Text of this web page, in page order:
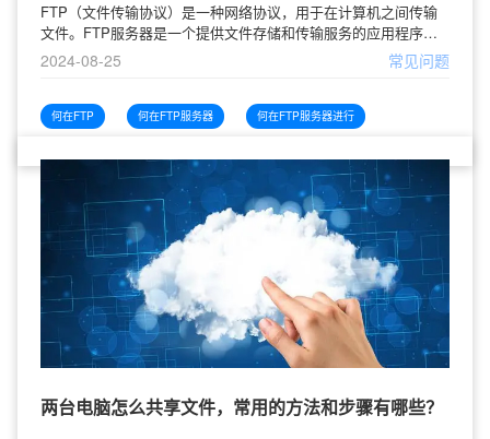
FTP（文件传输协议）是一种网络协议，用于在计算机之间传输
文件。FTP服务器是一个提供文件存储和传输服务的应用程序，
它使用户能够上传和下载文件。用户通过FTP客户端与FTP服务
器进行交互，进行文件的管
2024-08-25 常见问题
何在FTP 何在FTP服务器 何在FTP服务器进行
两台电脑怎么共享文件，常用的方法和步骤有哪些？